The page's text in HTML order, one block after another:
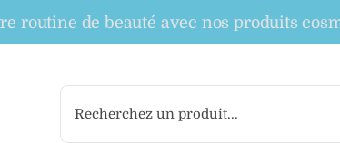
de beauté avec nos produits
for: